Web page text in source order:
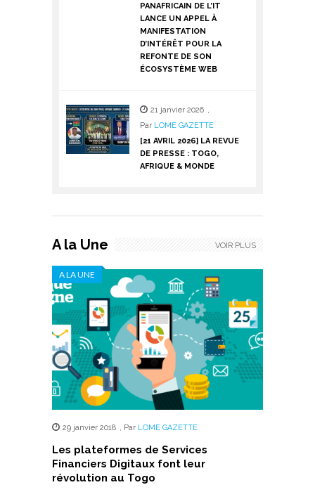
PANAFRICAIN DE L’IT
LANCE UN APPEL À
MANIFESTATION
D’INTÉRÊT POUR LA
REFONTE DE SON
ÉCOSYSTÈME WEB
21 janvier 2026 ,
Par LOME GAZETTE
[21 AVRIL 2026] LA REVUE
DE PRESSE : TOGO,
AFRIQUE & MONDE
A la Une
A LA UNE
29 janvier 2018 , Par LOME GAZETTE
Les plateformes de Services
Financiers Digitaux font leur
révolution au Togo
VOIR PLUS